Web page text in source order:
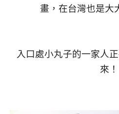
畫，在台灣也是大
入口處小丸子的一家人
來！